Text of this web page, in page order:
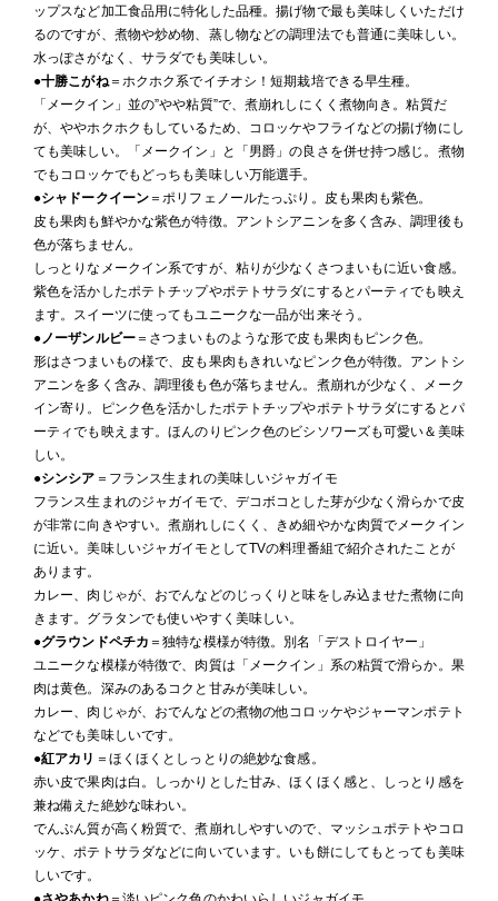
ップスなど加工食品用に特化した品種。揚げ物で最も美味しくいただけ
るのですが、煮物や炒め物、蒸し物などの調理法でも普通に美味しい。
水っぽさがなく、サラダでも美味しい。
●十勝こがね＝ホクホク系でイチオシ！短期栽培できる早生種。
「メークイン」並の”やや粘質”で、煮崩れしにくく煮物向き。粘質だ
が、ややホクホクもしているため、コロッケやフライなどの揚げ物にし
ても美味しい。「メークイン」と「男爵」の良さを併せ持つ感じ。煮物
でもコロッケでもどっちも美味しい万能選手。
●シャドークイーン ＝ポリフェノールたっぷり。皮も果肉も紫色。
皮も果肉も鮮やかな紫色が特徴。アントシアニンを多く含み、調理後も
色が落ちません。
しっとりなメークイン系ですが、粘りが少なくさつまいもに近い食感。
紫色を活かしたポテトチップやポテトサラダにするとパーティでも映え
ます。スイーツに使ってもユニークな一品が出来そう。
●ノーザンルビー＝さつまいものような形で皮も果肉もピンク色。
形はさつまいもの様で、皮も果肉もきれいなピンク色が特徴。アントシ
アニンを多く含み、調理後も色が落ちません。煮崩れが少なく、メーク
イン寄り。ピンク色を活かしたポテトチップやポテトサラダにするとパ
ーティでも映えます。ほんのりピンク色のビシソワーズも可愛い＆美味
しい。
●シンシア ＝フランス生まれの美味しいジャガイモ
フランス生まれのジャガイモで、デコボコとした芽が少なく滑らかで皮
が非常に向きやすい。煮崩れしにくく、きめ細やかな肉質でメークイン
に近い。美味しいジャガイモとしてTVの料理番組で紹介されたことが
あります。
カレー、肉じゃが、おでんなどのじっくりと味をしみ込ませた煮物に向
きます。グラタンでも使いやすく美味しい。
●グラウンドペチカ ＝独特な模様が特徴。別名「デストロイヤー」
ユニークな模様が特徴で、肉質は「メークイン」系の粘質で滑らか。果
肉は黄色。深みのあるコクと甘みが美味しい。
カレー、肉じゃが、おでんなどの煮物の他コロッケやジャーマンポテト
などでも美味しいです。
●紅アカリ ＝ほくほくとしっとりの絶妙な食感。
赤い皮で果肉は白。しっかりとした甘み、ほくほく感と、しっとり感を
兼ね備えた絶妙な味わい。
でんぷん質が高く粉質で、煮崩れしやすいので、マッシュポテトやコロ
ッケ、ポテトサラダなどに向いています。いも餅にしてもとっても美味
しいです。